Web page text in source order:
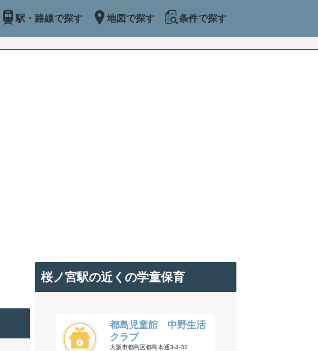
駅・路線で探す 地図で探す 条件で探す
桜ノ宮駅の近くの学童保育
都島児童館 中野生活
クラブ
大阪市都島区都島本通3-4-32